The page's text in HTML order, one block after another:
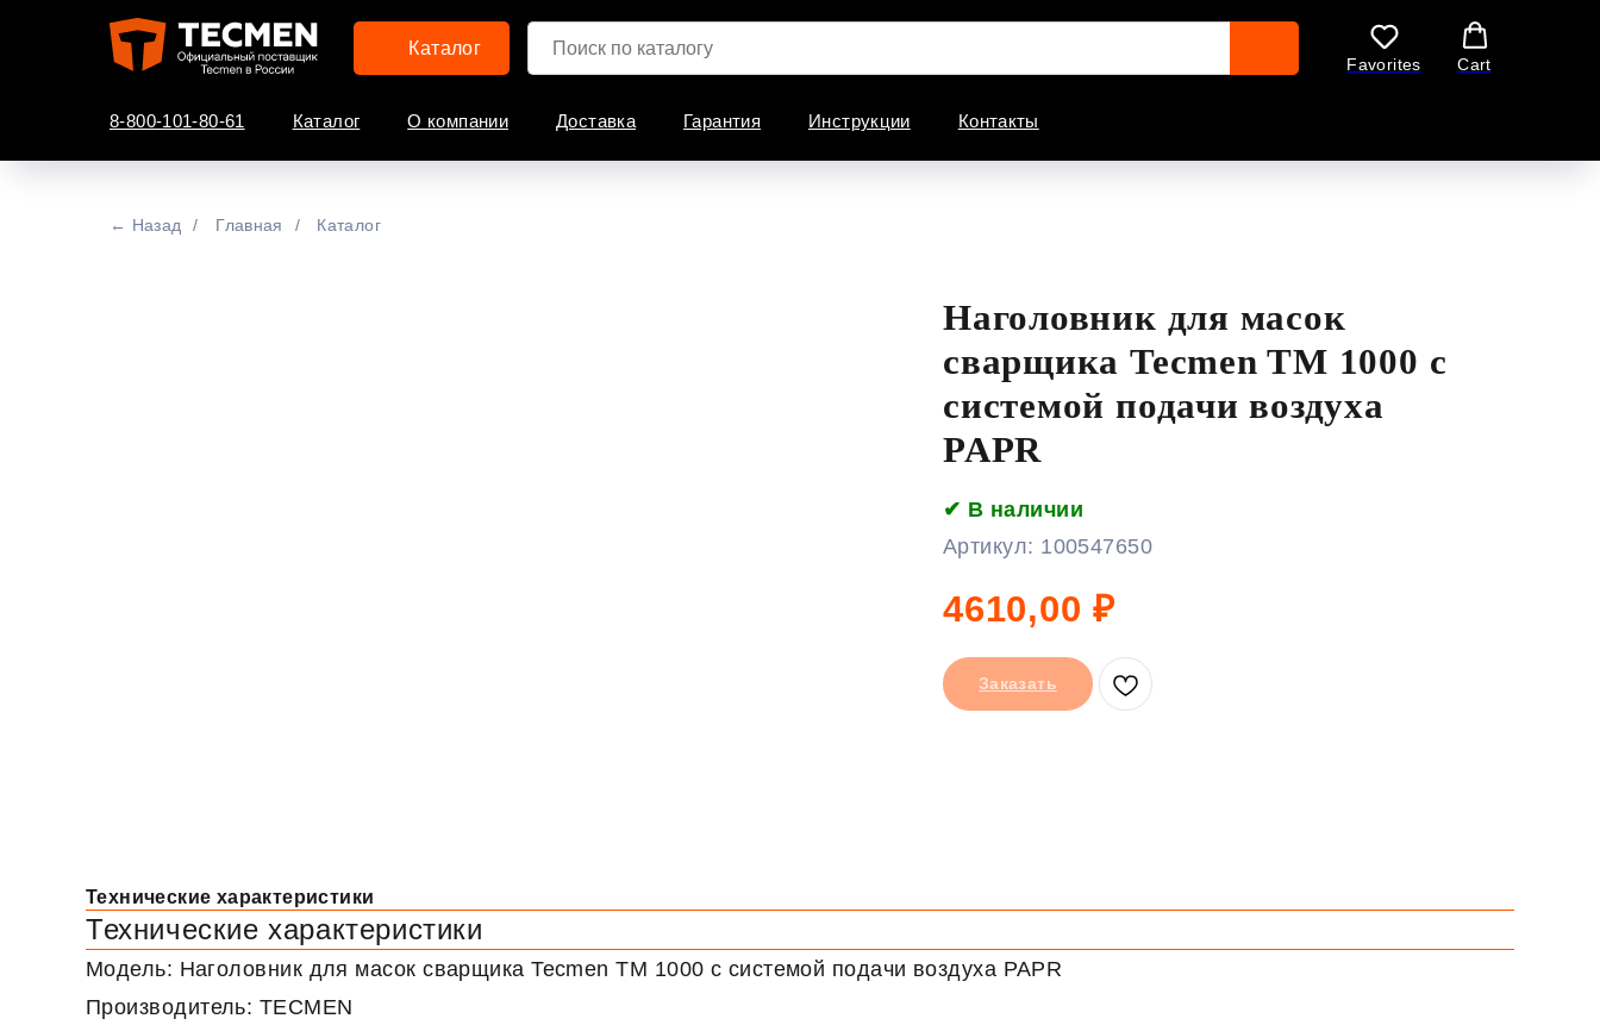
Каталог
Favorites Cart
8-800-101-80-61 Каталог О компании Доставка Гарантия Инструкции Контакты
← Назад / Главная / Каталог
Наголовник для масок
сварщика Tecmen TM 1000 с
системой подачи воздуха
PAPR
✔ В наличии
Артикул: 100547650
4610,00 ₽
Заказать
Технические характеристики
Технические характеристики
Модель: Наголовник для масок сварщика Tecmen TM 1000 с системой подачи воздуха PAPR
Производитель: TECMEN